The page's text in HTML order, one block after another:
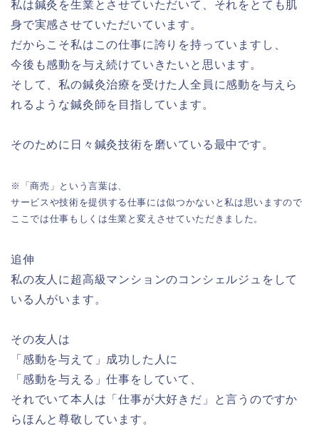
私は鍼灸を生業とさせていただいて、それをとても肌
身で実感させていただいています。
だからこそ私はこの仕事に誇りを持っていますし、
今後も感動を与え続けていきたいと思います。
そして、私の鍼灸治療を受けた人全員に感動を与えら
れるような鍼灸師を目指しています。
そのために日々鍼灸技術を磨いている最中です。
※「商売」という言葉は、
サービスや技術を提供する仕事には似つかないと私は思いますので
ここでは仕事もしくは生業と変えさせていただきました。
追伸
私の友人に超高級マンションのコンシェルジュをして
いる人がいます。
その友人は
「感動を与えて」成功した人に
「感動を与える」仕事をしていて、
それでいて本人は「仕事が大好きだ」と言うのですか
らほんと尊敬しています。